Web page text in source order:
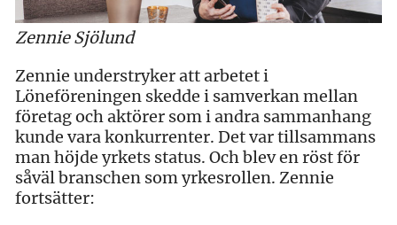
Zennie Sjölund
Zennie understryker att arbetet i
Löneföreningen skedde i samverkan mellan
företag och aktörer som i andra sammanhang
kunde vara konkurrenter. Det var tillsammans
man höjde yrkets status. Och blev en röst för
såväl branschen som yrkesrollen. Zennie
fortsätter: